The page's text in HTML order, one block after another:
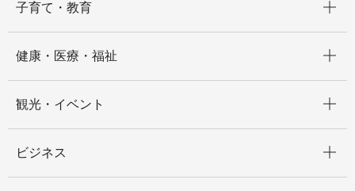
子育て・教育
健康・医療・福祉
観光・イベント
ビジネス